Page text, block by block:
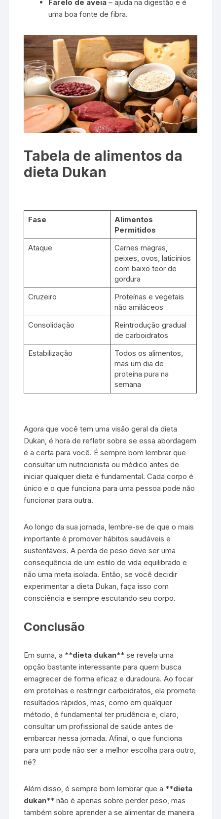
Farelo de aveia – ajuda na digestão e é
uma boa fonte de fibra.
Tabela de alimentos da
dieta Dukan
Fase
Alimentos
Permitidos
Ataque
Carnes magras,
peixes, ovos, laticínios
com baixo teor de
gordura
Cruzeiro
Proteínas e vegetais
não amiláceos
Consolidação
Reintrodução gradual
de carboidratos
Estabilização
Todos os alimentos,
mas um dia de
proteína pura na
semana
Agora que você tem uma visão geral da dieta
Dukan, é hora de refletir sobre se essa abordagem
é a certa para você. É sempre bom lembrar que
consultar um nutricionista ou médico antes de
iniciar qualquer dieta é fundamental. Cada corpo é
único e o que funciona para uma pessoa pode não
funcionar para outra.
Ao longo da sua jornada, lembre-se de que o mais
importante é promover hábitos saudáveis e
sustentáveis. A perda de peso deve ser uma
consequência de um estilo de vida equilibrado e
não uma meta isolada. Então, se você decidir
experimentar a dieta Dukan, faça isso com
consciência e sempre escutando seu corpo.
Conclusão
Em suma, a **dieta dukan** se revela uma
opção bastante interessante para quem busca
emagrecer de forma eficaz e duradoura. Ao focar
em proteínas e restringir carboidratos, ela promete
resultados rápidos, mas, como em qualquer
método, é fundamental ter prudência e, claro,
consultar um profissional de saúde antes de
embarcar nessa jornada. Afinal, o que funciona
para um pode não ser a melhor escolha para outro,
né?
Além disso, é sempre bom lembrar que a **dieta
dukan** não é apenas sobre perder peso, mas
também sobre aprender a se alimentar de maneira